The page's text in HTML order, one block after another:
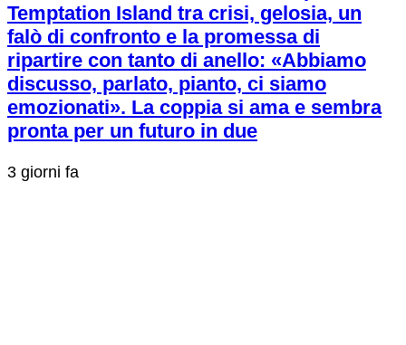
Temptation Island tra crisi, gelosia, un
falò di confronto e la promessa di
ripartire con tanto di anello: «Abbiamo
discusso, parlato, pianto, ci siamo
emozionati». La coppia si ama e sembra
pronta per un futuro in due
3 giorni fa